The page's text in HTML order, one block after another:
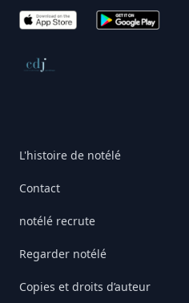
App Store Google Play
Conseil de déontologie
L'histoire de notélé
Contact
notélé recrute
Regarder notélé
Copies et droits d’auteur